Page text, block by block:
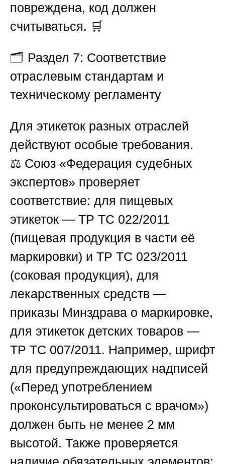
повреждена, код должен
считываться. 🛒
🗂️ Раздел 7: Соответствие
отраслевым стандартам и
техническому регламенту
Для этикеток разных отраслей
действуют особые требования.
⚖️ Союз «Федерация судебных
экспертов» проверяет
соответствие: для пищевых
этикеток — ТР ТС 022/2011
(пищевая продукция в части её
маркировки) и ТР ТС 023/2011
(соковая продукция), для
лекарственных средств —
приказы Минздрава о маркировке,
для этикеток детских товаров —
ТР ТС 007/2011. Например, шрифт
для предупреждающих надписей
(«Перед употреблением
проконсультироваться с врачом»)
должен быть не менее 2 мм
высотой. Также проверяется